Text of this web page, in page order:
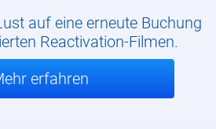
auf eine erneute Buchung
Reactivation-Filmen.
erfahren